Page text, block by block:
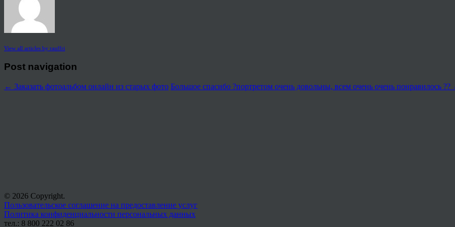
View all articles by rauffri
Post navigation
← Заказать фотоальбом онлайн из старых фото Большое спасибо ?портретом очень довольны, всем очень очень понравилось ??
© 2026 Copyright.
Пользовательское соглашение на предоставление услуг
Политика конфиденциальности персональных данных
тел.: 8 800 222 02 86